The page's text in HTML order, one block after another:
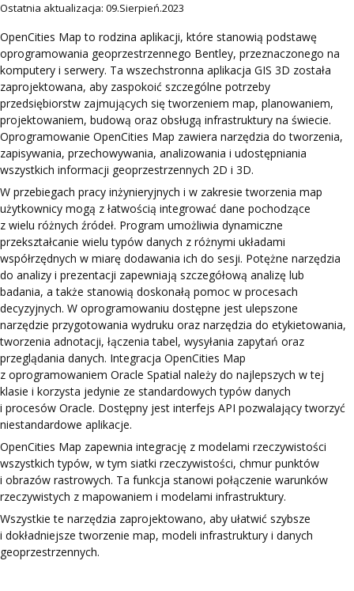
Ostatnia aktualizacja: 09.Sierpień.2023
OpenCities Map to rodzina aplikacji, które stanowią podstawę
oprogramowania geoprzestrzennego Bentley, przeznaczonego na
komputery i serwery. Ta wszechstronna aplikacja GIS 3D została
zaprojektowana, aby zaspokoić szczególne potrzeby
przedsiębiorstw zajmujących się tworzeniem map, planowaniem,
projektowaniem, budową oraz obsługą infrastruktury na świecie.
Oprogramowanie OpenCities Map zawiera narzędzia do tworzenia,
zapisywania, przechowywania, analizowania i udostępniania
wszystkich informacji geoprzestrzennych 2D i 3D.
W przebiegach pracy inżynieryjnych i w zakresie tworzenia map
użytkownicy mogą z łatwością integrować dane pochodzące
z wielu różnych źródeł. Program umożliwia dynamiczne
przekształcanie wielu typów danych z różnymi układami
współrzędnych w miarę dodawania ich do sesji. Potężne narzędzia
do analizy i prezentacji zapewniają szczegółową analizę lub
badania, a także stanowią doskonałą pomoc w procesach
decyzyjnych. W oprogramowaniu dostępne jest ulepszone
narzędzie przygotowania wydruku oraz narzędzia do etykietowania,
tworzenia adnotacji, łączenia tabel, wysyłania zapytań oraz
przeglądania danych. Integracja OpenCities Map
z oprogramowaniem Oracle Spatial należy do najlepszych w tej
klasie i korzysta jedynie ze standardowych typów danych
i procesów Oracle. Dostępny jest interfejs API pozwalający tworzyć
niestandardowe aplikacje.
OpenCities Map zapewnia integrację z modelami rzeczywistości
wszystkich typów, w tym siatki rzeczywistości, chmur punktów
i obrazów rastrowych. Ta funkcja stanowi połączenie warunków
rzeczywistych z mapowaniem i modelami infrastruktury.
Wszystkie te narzędzia zaprojektowano, aby ułatwić szybsze
i dokładniejsze tworzenie map, modeli infrastruktury i danych
geoprzestrzennych.